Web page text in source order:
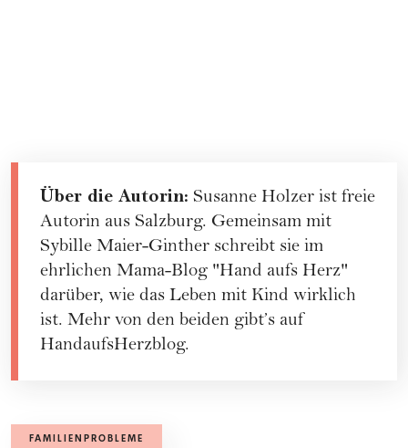
Über die Autorin: Susanne Holzer ist freie
Autorin aus Salzburg. Gemeinsam mit
Sybille Maier-Ginther schreibt sie im
ehrlichen Mama-Blog "Hand aufs Herz"
darüber, wie das Leben mit Kind wirklich
ist. Mehr von den beiden gibt’s auf
HandaufsHerzblog.
FAMILIENPROBLEME